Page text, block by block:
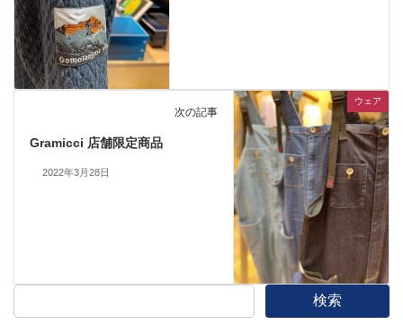
ウェア
次の記事
Gramicci 店舗限定商品
2022年3月28日
検索